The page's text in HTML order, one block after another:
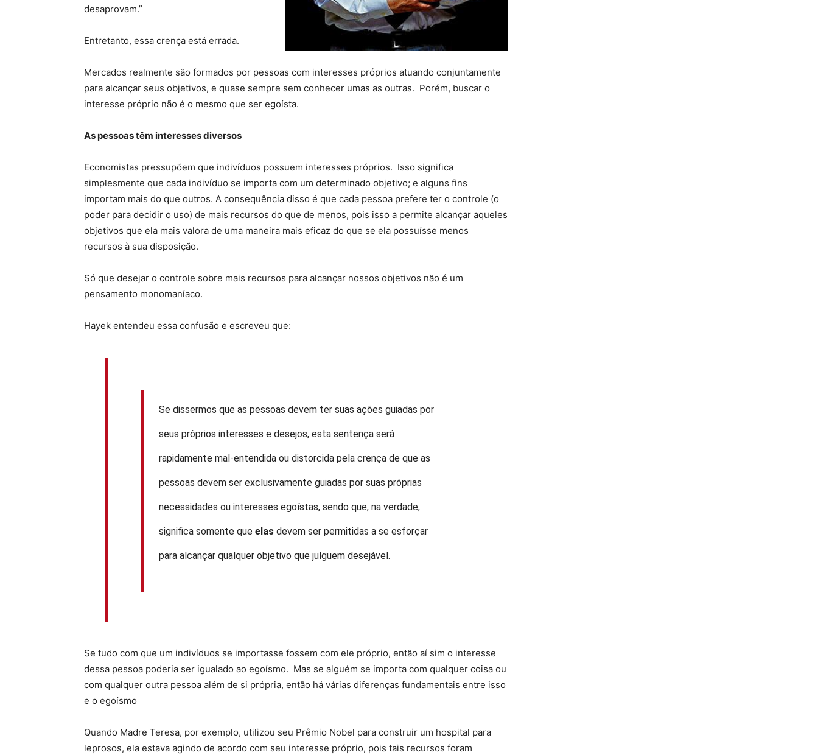
desaprovam.”
Entretanto, essa crença está errada.
Mercados realmente são formados por pessoas com interesses próprios atuando conjuntamente
para alcançar seus objetivos, e quase sempre sem conhecer umas as outras. Porém, buscar o
interesse próprio não é o mesmo que ser egoísta.
As pessoas têm interesses diversos
Economistas pressupõem que indivíduos possuem interesses próprios. Isso significa
simplesmente que cada indivíduo se importa com um determinado objetivo; e alguns fins
importam mais do que outros. A consequência disso é que cada pessoa prefere ter o controle (o
poder para decidir o uso) de mais recursos do que de menos, pois isso a permite alcançar aqueles
objetivos que ela mais valora de uma maneira mais eficaz do que se ela possuísse menos
recursos à sua disposição.
Só que desejar o controle sobre mais recursos para alcançar nossos objetivos não é um
pensamento monomaníaco.
Hayek entendeu essa confusão e escreveu que:
Se dissermos que as pessoas devem ter suas ações guiadas por
seus próprios interesses e desejos, esta sentença será
rapidamente mal-entendida ou distorcida pela crença de que as
pessoas devem ser exclusivamente guiadas por suas próprias
necessidades ou interesses egoístas, sendo que, na verdade,
significa somente queelas devem ser permitidas a se esforçar
para alcançar qualquer objetivo que julguem desejável.
Se tudo com que um indivíduos se importasse fossem com ele próprio, então aí sim o interesse
dessa pessoa poderia ser igualado ao egoísmo. Mas se alguém se importa com qualquer coisa ou
com qualquer outra pessoa além de si própria, então há várias diferenças fundamentais entre isso
e o egoísmo
Quando Madre Teresa, por exemplo, utilizou seu Prêmio Nobel para construir um hospital para
leprosos, ela estava agindo de acordo com seu interesse próprio, pois tais recursos foram